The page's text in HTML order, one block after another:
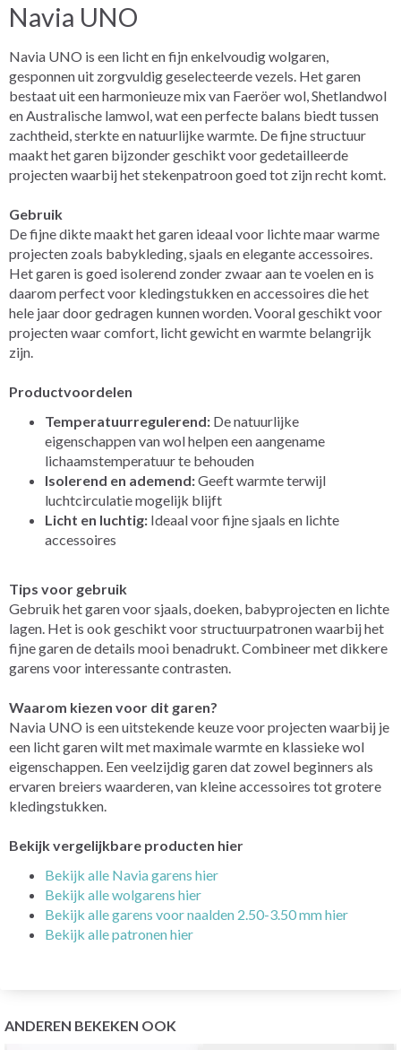
Navia UNO
Navia UNO is een licht en fijn enkelvoudig wolgaren,
gesponnen uit zorgvuldig geselecteerde vezels. Het garen
bestaat uit een harmonieuze mix van Faeröer wol, Shetlandwol
en Australische lamwol, wat een perfecte balans biedt tussen
zachtheid, sterkte en natuurlijke warmte. De fijne structuur
maakt het garen bijzonder geschikt voor gedetailleerde
projecten waarbij het stekenpatroon goed tot zijn recht komt.
Gebruik
De fijne dikte maakt het garen ideaal voor lichte maar warme
projecten zoals babykleding, sjaals en elegante accessoires.
Het garen is goed isolerend zonder zwaar aan te voelen en is
daarom perfect voor kledingstukken en accessoires die het
hele jaar door gedragen kunnen worden. Vooral geschikt voor
projecten waar comfort, licht gewicht en warmte belangrijk
zijn.
Productvoordelen
Temperatuurregulerend: De natuurlijke
eigenschappen van wol helpen een aangename
lichaamstemperatuur te behouden
Isolerend en ademend:Geeft warmte terwijl
luchtcirculatie mogelijk blijft
Licht en luchtig: Ideaal voor fijne sjaals en lichte
accessoires
Tips voor gebruik
Gebruik het garen voor sjaals, doeken, babyprojecten en lichte
lagen. Het is ook geschikt voor structuurpatronen waarbij het
fijne garen de details mooi benadrukt. Combineer met dikkere
garens voor interessante contrasten.
Waarom kiezen voor dit garen?
Navia UNO is een uitstekende keuze voor projecten waarbij je
een licht garen wilt met maximale warmte en klassieke wol
eigenschappen. Een veelzijdig garen dat zowel beginners als
ervaren breiers waarderen, van kleine accessoires tot grotere
kledingstukken.
Bekijk vergelijkbare producten hier
Bekijk alle Navia garens hier
Bekijk alle wolgarens hier
Bekijk alle garens voor naalden 2.50-3.50mmhier
Bekijk alle patronen hier
ANDEREN BEKEKEN OOK